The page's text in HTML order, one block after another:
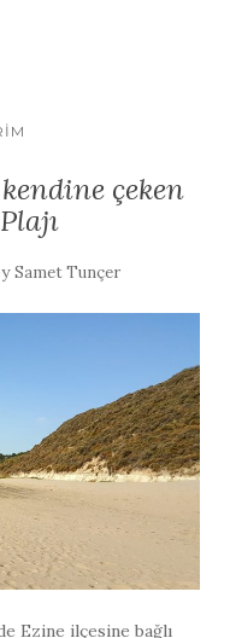
çeken
Samet Tunçer
Ezine ilçesine bağlı